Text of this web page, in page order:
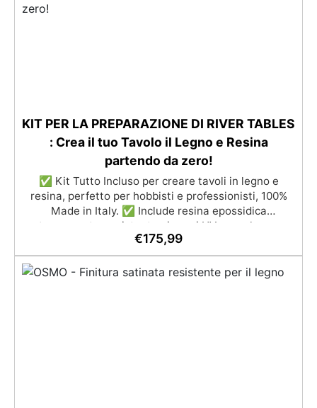
2m² a 100m², con una vasta gamma di pigmenti
KIT PER LA PREPARAZIONE DI RIVER TABLES
: Crea il tuo Tavolo il Legno e Resina
partendo da zero!
✅ Kit Tutto Incluso per creare tavoli in legno e
resina, perfetto per hobbisti e professionisti, 100%
Made in Italy. ✅ Include resina epossidica
trasparente resistente ai raggi UV e con lunga
lavorabilità, per colate fino a 2 cm di spessore. ✅
Completo di materiali per la cassaforma: pellicola
distaccante "Shiny Shield e silicone atossico IGUM
€175,99